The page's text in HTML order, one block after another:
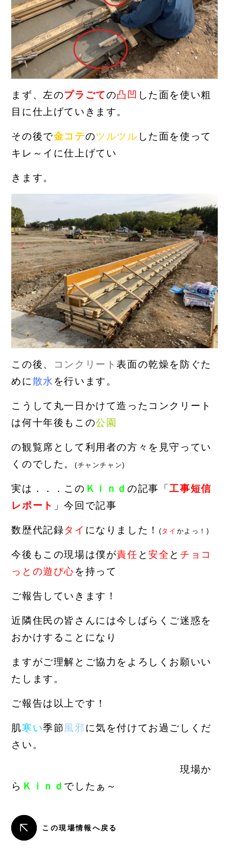
まず、左のプラごての凸凹 した面を使い粗
目に仕上げていきます。
その後で金コテのツルツル した面を使って
キレ～イに仕上げてい
きます。
この後、 コンクリート表面の乾燥を防ぐた
めに散水 を行います。
こうして丸一日かけて造ったコンクリート
は何十年後もこの公園
の観覧席として利用者の方々を見守ってい
くのでした。(チャンチャン)
実は．．．この Ｋｉｎｄの記事「工事短信
レポート 」今回で記事
数歴代記録タイ になりました！ (タイ かよっ！)
今後もこの現場は僕が責任 と安全 と チョコ
っとの遊び心を持って
ご報告していきます！
近隣住民の皆さんには今しばらくご迷惑を
おかけすることになり
ますがご理解とご協力をよろしくお願いい
たします。
ご報告は以上です！
肌寒い季節風邪に気を付けてお過ごしくだ
さい。
現場か
ら Ｋｉｎｄ でしたぁ～
この現場情報へ戻る